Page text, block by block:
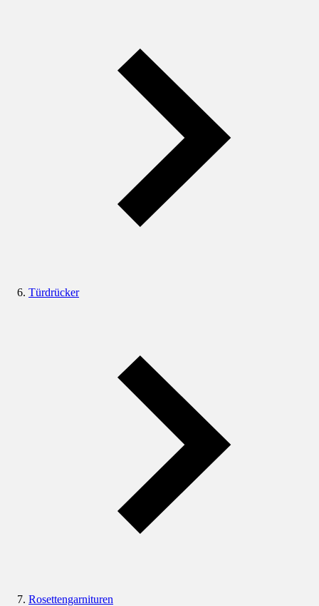
Türdrücker
Rosettengarnituren